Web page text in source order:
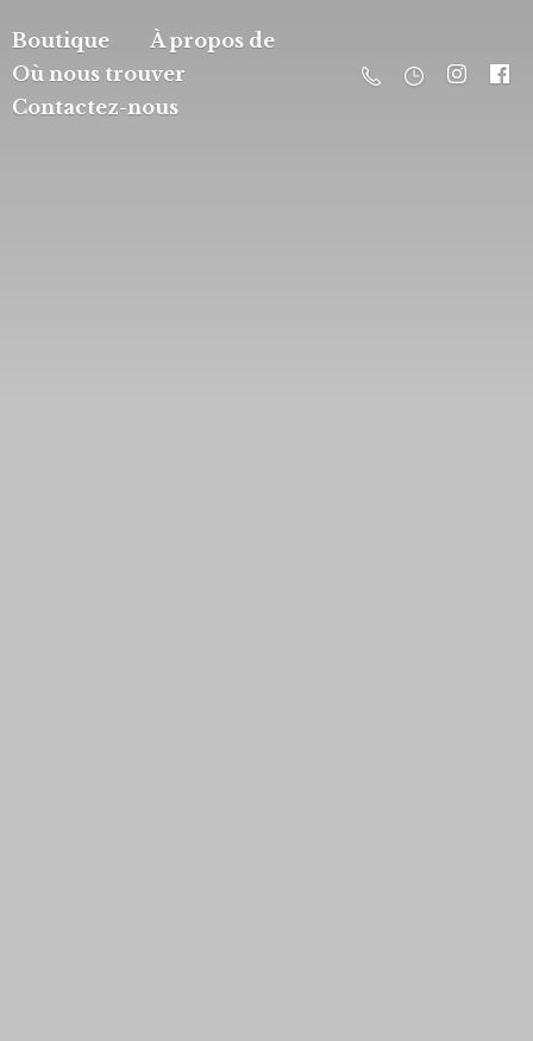
Boutique
À propos de
Où nous trouver
Contactez-nous